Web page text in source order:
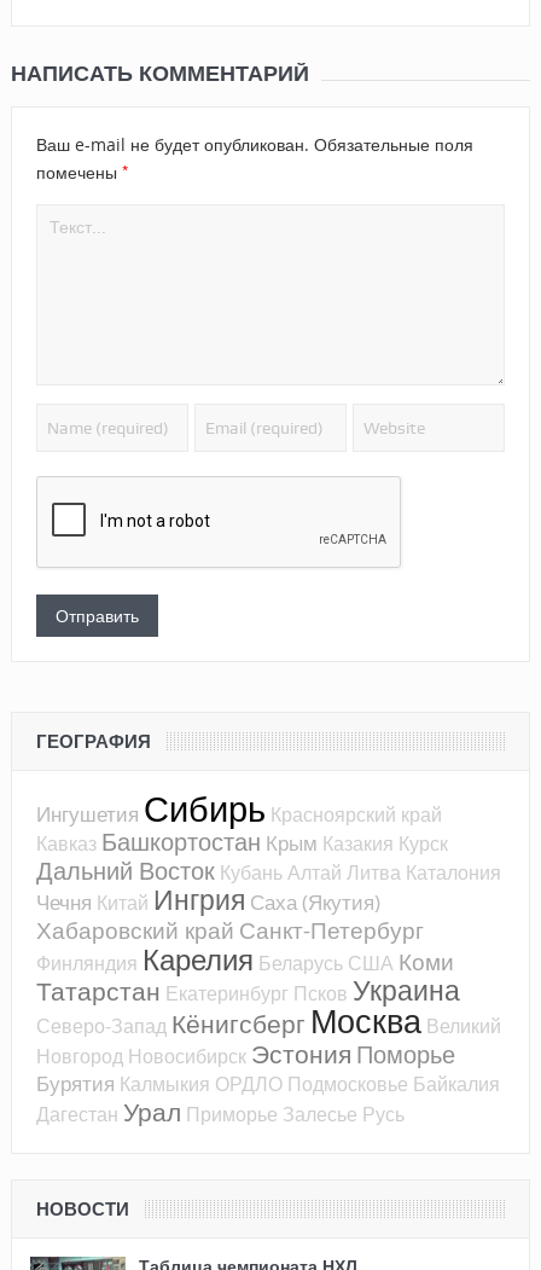
НАПИСАТЬ КОММЕНТАРИЙ
Ваш e-mail не будет опубликован. Обязательные поля
помечены *
ГЕОГРАФИЯ
Ингушетия Сибирь Красноярский край
Кавказ Башкортостан Крым Казакия Курск
Дальний Восток КубаньАлтай Литва Каталония
Чечня Китай Ингрия Саха (Якутия)
Хабаровский край Санкт-Петербург
Финляндия Карелия Беларусь США Коми
Татарстан Екатеринбург Псков Украина
Северо-Запад Кёнигсберг Москва Великий
Новгород Новосибирск Эстония Поморье
Бурятия Калмыкия ОРДЛО Подмосковье Байкалия
Дагестан Урал Приморье Залесье Русь
НОВОСТИ